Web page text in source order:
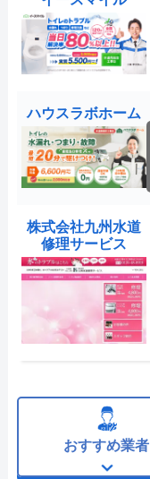
ハウスラボホーム
株式会社九州水道
修理サービス
おすすめ業者